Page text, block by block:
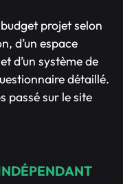
projet selon
d’un espace
d’un système de
détaillé.
passé sur le site